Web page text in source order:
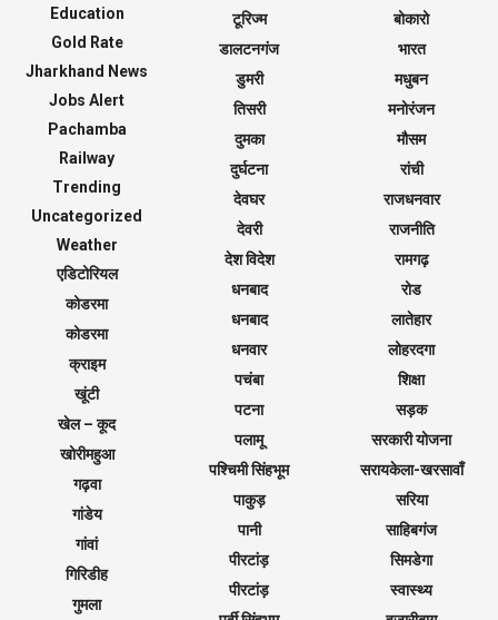
Education
Gold Rate
Jharkhand News
Jobs Alert
Pachamba
Railway
Trending
Uncategorized
Weather
एडिटोरियल
कोडरमा
कोडरमा
क्राइम
खूंटी
खेल – कूद
खोरीमहुआ
गढ़वा
गांडेय
गांवां
गिरिडीह
गुमला
टूरिज्म
डालटनगंज
डुमरी
तिसरी
दुमका
दुर्घटना
देवघर
देवरी
देश विदेश
धनबाद
धनबाद
धनवार
पचंबा
पटना
पलामू
पश्चिमी सिंहभूम
पाकुड़
पानी
पीरटांड़
पीरटांड़
बोकारो
भारत
मधुबन
मनोरंजन
मौसम
रांची
राजधनवार
राजनीति
रामगढ़
रोड
लातेहार
लोहरदगा
शिक्षा
सड़क
सरकारी योजना
सरायकेला-खरसावाँ
सरिया
साहिबगंज
सिमडेगा
स्वास्थ्य